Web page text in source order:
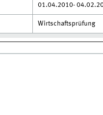
01.04.2010-
Wirtschaftsprüfung